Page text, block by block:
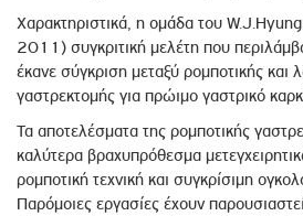
Χαρακτηριστικά, η ομάδα του
2011) συγκριτική μελέτη που
έκανε σύγκριση μεταξύ ρομποτικής και
γαστρεκτομής για πρώιμο γαστρικό
Τα αποτελέσματα της ρομποτικής
καλύτερα βραχυπρόθεσμα
ρομποτική τεχνική και συγκρίσιμη
Παρόμοιες εργασίες έχουν